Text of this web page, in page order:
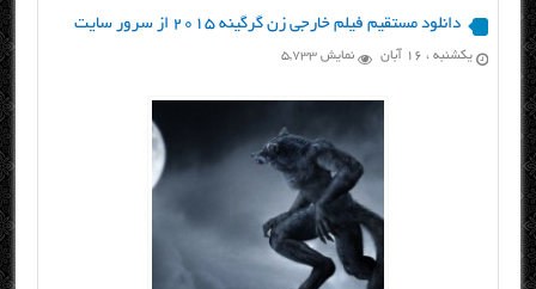
دانلود مستقیم فیلم خارجی زن گرگینه ۲۰۱۵ از سرور سایت
یکشنبه ، ۱۶ آبان نمایش 5,733